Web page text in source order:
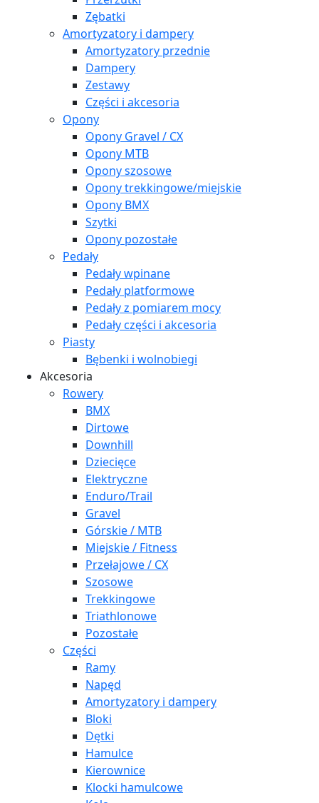
Zębatki
Amortyzatory i dampery
Amortyzatory przednie
Dampery
Zestawy
Części i akcesoria
Opony
Opony Gravel / CX
Opony MTB
Opony szosowe
Opony trekkingowe/miejskie
Opony BMX
Szytki
Opony pozostałe
Pedały
Pedały wpinane
Pedały platformowe
Pedały z pomiarem mocy
Pedały części i akcesoria
Piasty
Bębenki i wolnobiegi
Akcesoria
Rowery
BMX
Dirtowe
Downhill
Dziecięce
Elektryczne
Enduro/Trail
Gravel
Górskie / MTB
Miejskie / Fitness
Przełajowe / CX
Szosowe
Trekkingowe
Triathlonowe
Pozostałe
Części
Ramy
Napęd
Amortyzatory i dampery
Bloki
Dętki
Hamulce
Kierownice
Klocki hamulcowe